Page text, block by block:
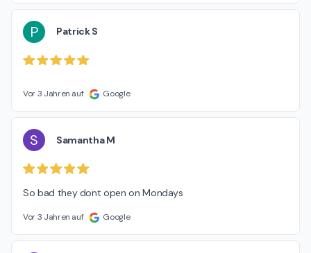
P Patrick S
Vor 3 Jahren auf Google
S Samantha M
So bad they dont open on Mondays
Vor 3 Jahren auf Google